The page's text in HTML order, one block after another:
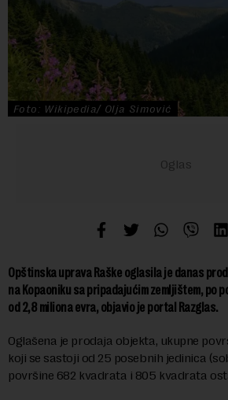
Foto: Wikipedia/ Olja Simović
Opštinska uprava Raške oglasila je danas
na Kopaoniku sa pripadajućim zemljištem, po
od 2,8 miliona evra, objavio je portal Razglas.
Oglašena je prodaja objekta, ukupne
koji se sastoji od 25 posebnih jedinica
površine 682 kvadrata i 805 kvadrata